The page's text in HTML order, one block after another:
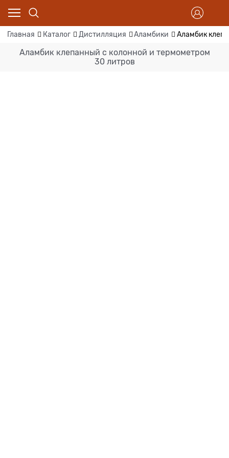
Главная Каталог Дистилляция Аламбики Аламбик
Аламбик клепанный с колонной и термометром
30 литров